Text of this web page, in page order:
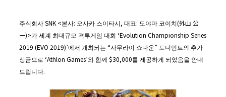
주식회사 SNK <본사: 오사카 스이타시, 대표: 도야마 코이치(外山 公
一)>가 세계 최대규모 격투게임 대회 ‘Evolution Championship Series
2019 (EVO 2019)’에서 개최되는 “사무라이 쇼다운” 토너먼트의 추가
상금으로 ‘Athlon Games’와 함께 $30,000를 제공하게 되었음을 안내
드립니다.